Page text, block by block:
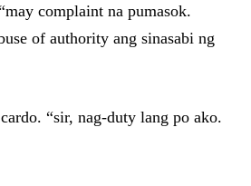
complaint na pumasok.
of authority ang sinasabi ng
“sir, nag-duty lang po ako.